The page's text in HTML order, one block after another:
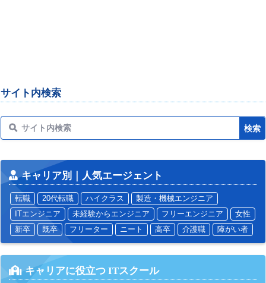
サイト内検索
キャリア別｜人気エージェント
転職 20代転職 ハイクラス
製造・機械エンジニア
ITエンジニア
未経験からエンジニア フリーエンジニア
女性
新卒
既卒 フリーター ニート 高卒 介護職 障がい者
キャリアに役立つ ITスクール